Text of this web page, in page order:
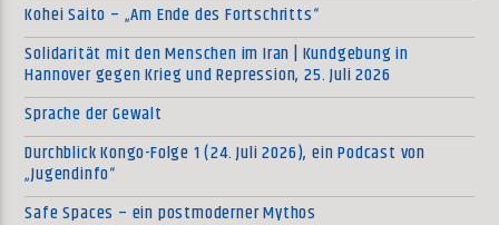
Kohei Saito – „Am Ende des Fortschritts“
Solidarität mit den Menschen im Iran | Kundgebung in
Hannover gegen Krieg und Repression, 25. Juli 2026
Sprache der Gewalt
Durchblick Kongo-Folge 1 (24. Juli 2026), ein Podcast von
„Jugendinfo“
Safe Spaces – ein postmoderner Mythos